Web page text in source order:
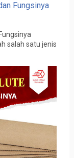
Fungsinya
salah satu jenis